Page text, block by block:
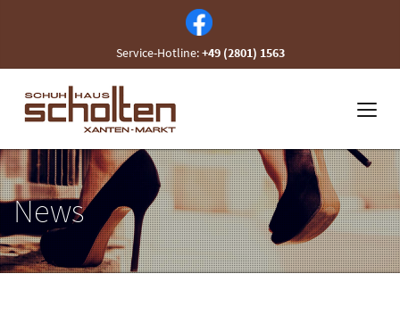
Service-Hotline:+49 (2801) 1563
News